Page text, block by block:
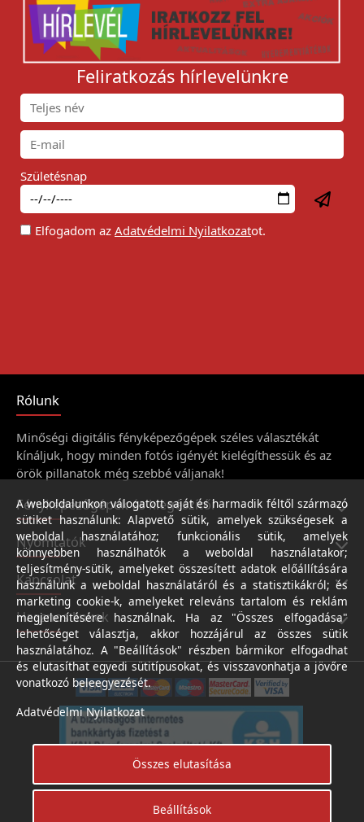
Feliratkozás hírlevelünkre
Születésnap
Elfogadom az Adatvédelmi Nyilatkozatot.
Rólunk
Minőségi digitális fényképezőgépek széles választékát
kínáljuk, hogy minden fotós igényét kielégíthessük és az
örök pillanatok még szebbé váljanak!
Fényképezőgépek és kiegészítői
Nyomtatók
Kapcsolat
Hasznos linkek
A weboldalunkon válogatott saját és harmadik féltől származó
sütiket használunk: Alapvető sütik, amelyek szükségesek a
weboldal használatához; funkcionális sütik, amelyek
könnyebben használhatók a weboldal használatakor;
teljesítmény-sütik, amelyeket összesített adatok előállítására
használunk a weboldal használatáról és a statisztikákról; és
marketing cookie-k, amelyeket releváns tartalom és reklám
megjelenítésére használnak. Ha az "Összes elfogadása"
lehetőséget választja, akkor hozzájárul az összes sütik
használatához. A "Beállítások" részben bármikor elfogadhat
és elutasíthat egyedi sütitípusokat, és visszavonhatja a jövőre
vonatkozó beleegyezését.
Adatvédelmi Nyilatkozat
Összes elutasítása
Beállítások